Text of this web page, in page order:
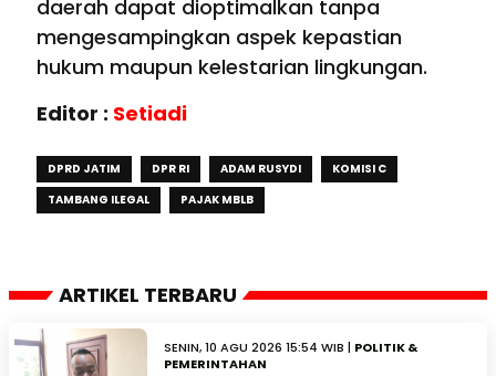
daerah dapat dioptimalkan tanpa
mengesampingkan aspek kepastian
hukum maupun kelestarian lingkungan.
Editor : Setiadi
DPRD JATIM DPR RI ADAM RUSYDI
KOMISI C
TAMBANG ILEGAL
PAJAK MBLB
ARTIKEL TERBARU
SENIN, 10 AGU 2026 15:54 WIB | POLITIK &
PEMERINTAHAN